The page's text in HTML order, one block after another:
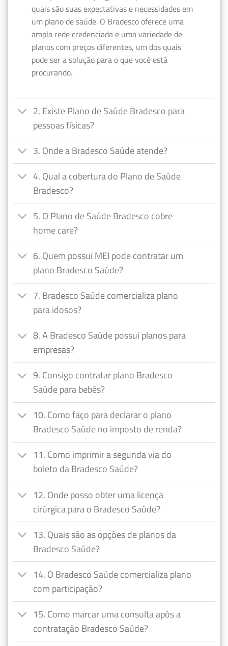
quais são suas expectativas e necessidades em
um plano de saúde. O Bradesco oferece uma
ampla rede credenciada e uma variedade de
planos com preços diferentes, um dos quais
pode ser a solução para o que você está
procurando.
2. Existe Plano de Saúde Bradesco para
pessoas físicas?
3. Onde a Bradesco Saúde atende?
4. Qual a cobertura do Plano de Saúde
Bradesco?
5. O Plano de Saúde Bradesco cobre
home care?
6. Quem possui MEI pode contratar um
plano Bradesco Saúde?
7. Bradesco Saúde comercializa plano
para idosos?
8. A Bradesco Saúde possui planos para
empresas?
9. Consigo contratar plano Bradesco
Saúde para bebês?
10. Como faço para declarar o plano
Bradesco Saúde no imposto de renda?
11. Como imprimir a segunda via do
boleto da Bradesco Saúde?
12. Onde posso obter uma licença
cirúrgica para o Bradesco Saúde?
13. Quais são as opções de planos da
Bradesco Saúde?
14. O Bradesco Saúde comercializa plano
com participação?
15. Como marcar uma consulta após a
contratação Bradesco Saúde?